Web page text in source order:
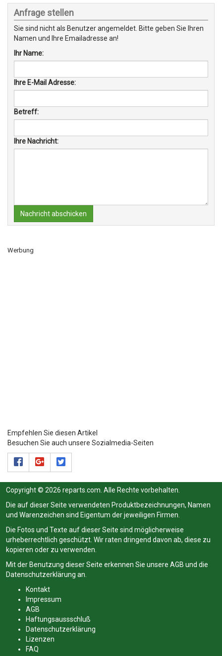
Anfrage stellen
Sie sind nicht als Benutzer angemeldet. Bitte geben Sie Ihren
Namen und Ihre Emailadresse an!
Ihr Name:
Ihre E-Mail Adresse:
Betreff:
Ihre Nachricht:
Nachricht abschicken
Werbung
Empfehlen Sie diesen Artikel
Besuchen Sie auch unsere Sozialmedia-Seiten
Copyright © 2026 reparts.com. Alle Rechte vorbehalten.
Die auf dieser Seite verwendeten Produktbezeichnungen, Namen
und Warenzeichen sind Eigentum der jeweiligen Firmen.
Die Fotos und Texte auf dieser Seite sind möglicherweise
urheberrechtlich geschützt. Wir raten dringend davon ab, diese zu
kopieren oder zu verwenden.
Mit der Benutzung dieser Seite erkennen Sie unsere AGB und die
Datenschutzerklärung an.
Kontakt
Impressum
AGB
Haftungsaussschluß
Datenschutzerklärung
Lizenzen
FAQ